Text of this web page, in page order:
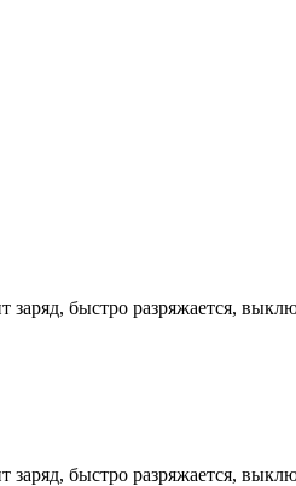
быстро разряжается,
быстро разряжается,